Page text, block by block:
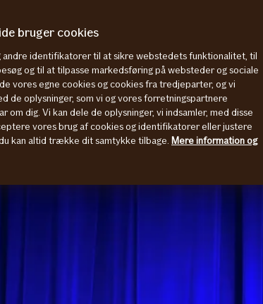
bruger cookies
andre identifikatorer til at sikre webstedets funktionalitet, til
og til at tilpasse markedsføring på websteder og sociale
vores egne cookies og cookies fra tredjeparter, og vi
de oplysninger, som vi og vores forretningspartnere
om dig. Vi kan dele de oplysninger, vi indsamler, med disse
vores brug af cookies og identifikatorer eller justere
kan altid trække dit samtykke tilbage. Mere information og